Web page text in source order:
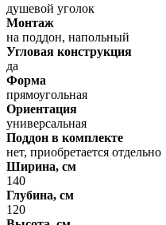
душевой уголок
Монтаж
на поддон, напольный
Угловая конструкция
да
Форма
прямоугольная
Ориентация
универсальная
Поддон в комплекте
нет, приобретается отдельно
Ширина, см
140
Глубина, см
120